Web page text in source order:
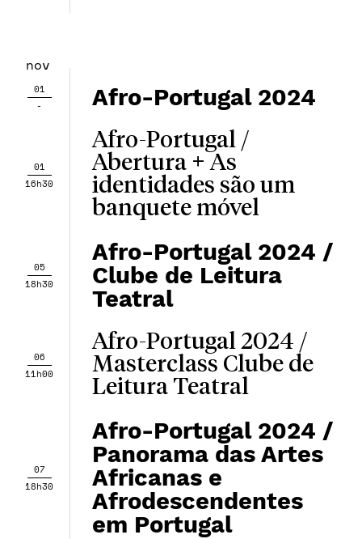
nov
01
-
Afro-Portugal 2024
01
16h30
Afro-Portugal /
Abertura + As
identidades são um
banquete móvel
05
18h30
Afro-Portugal 2024 /
Clube de Leitura
Teatral
06
11h00
Afro-Portugal 2024 /
Masterclass Clube de
Leitura Teatral
07
18h30
Afro-Portugal 2024 /
Panorama das Artes
Africanas e
Afrodescendentes
em Portugal